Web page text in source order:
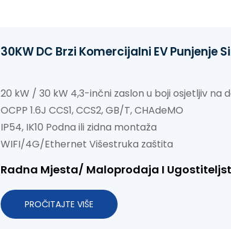
30KW DC Brzi Komercijalni EV Punjenje
20 kW / 30 kW 4,3-inčni zaslon u boji osjetljiv na
OCPP 1.6J CCS1, CCS2, GB/T, CHAdeMO
IP54, IK10 Podna ili zidna montaža
WIFI/4G/Ethernet Višestruka zaštita
Radna Mjesta/ Maloprodaja I
PROČITAJTE VIŠE